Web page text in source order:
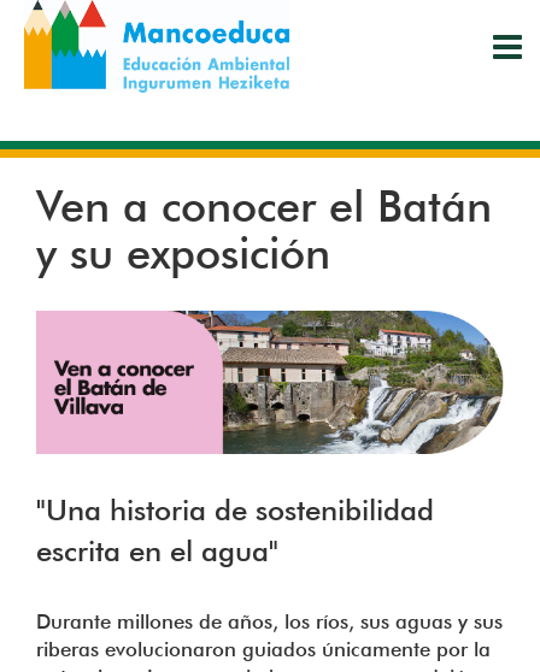
Pasar
contenido
principal
Ven a conocer el Batán
y su exposición
"Una historia de sostenibilidad
escrita en el agua"
Durante millones de años, los ríos, sus aguas y sus
riberas evolucionaron guiados únicamente por la